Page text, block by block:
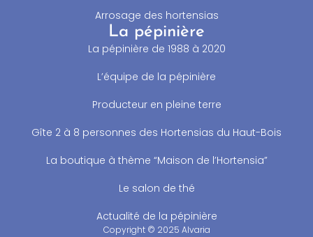
Arrosage des hortensias
La pépinière
La pépinière de 1988 à 2020
L’équipe de la pépinière
Producteur en pleine terre
Gîte 2 à 8 personnes des Hortensias du Haut-Bois
La boutique à thème “Maison de l’Hortensia”
Le salon de thé
Actualité de la pépinière
Copyright © 2025 Alvaria